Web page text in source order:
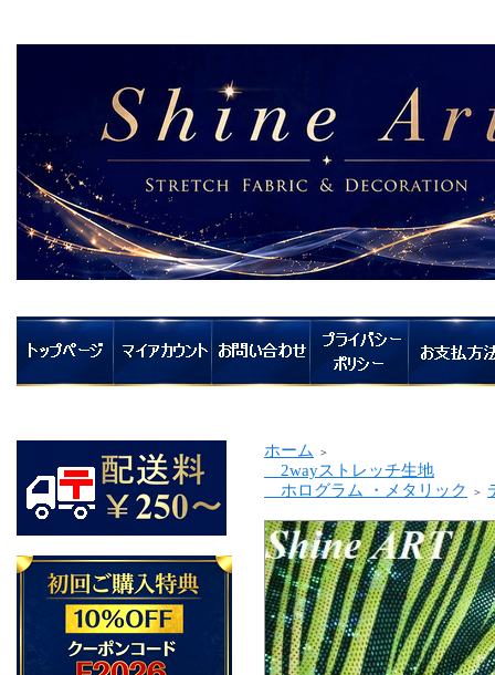
ホーム ＞
2wayストレッチ生地
ホログラム ・メタリック
＞